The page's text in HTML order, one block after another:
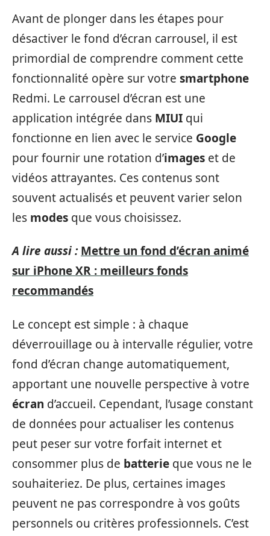
Avant de plonger dans les étapes pour
désactiver le fond d’écran carrousel, il est
primordial de comprendre comment cette
fonctionnalité opère sur votre smartphone
Redmi. Le carrousel d’écran est une
application intégrée dans MIUI qui
fonctionne en lien avec le service Google
pour fournir une rotation d’images et de
vidéos attrayantes. Ces contenus sont
souvent actualisés et peuvent varier selon
les modes que vous choisissez.
A lire aussi : Mettre un fond d’écran animé
sur iPhone XR : meilleurs fonds
recommandés
Le concept est simple : à chaque
déverrouillage ou à intervalle régulier, votre
fond d’écran change automatiquement,
apportant une nouvelle perspective à votre
écran d’accueil. Cependant, l’usage constant
de données pour actualiser les contenus
peut peser sur votre forfait internet et
consommer plus de batterie que vous ne le
souhaiteriez. De plus, certaines images
peuvent ne pas correspondre à vos goûts
personnels ou critères professionnels. C’est